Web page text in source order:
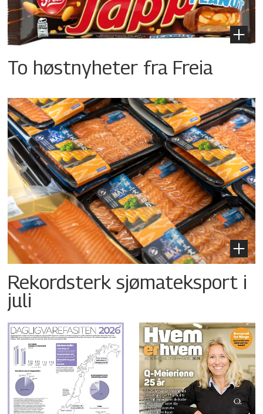
To høstnyheter fra Freia
Rekordsterk sjømateksport i
juli